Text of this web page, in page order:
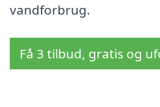
vandforbrug.
Få 3 tilbud, gratis og